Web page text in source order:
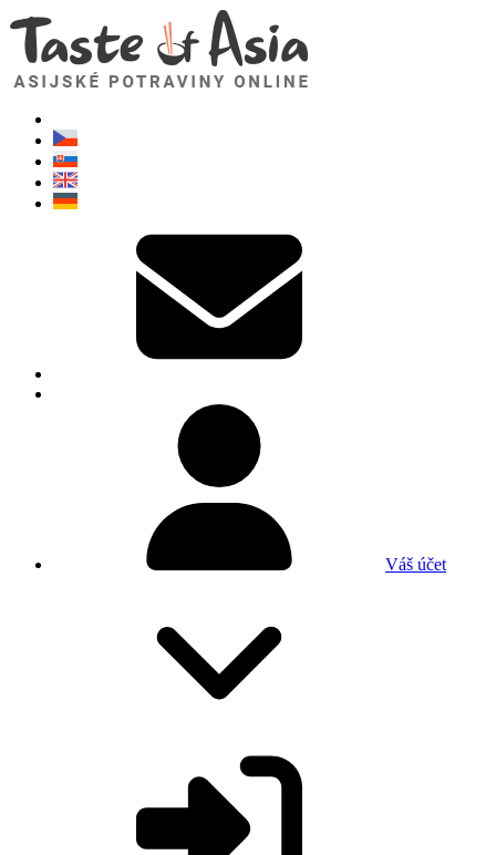
Váš účet
TasteOfAsia.cz
Neváhejte se zeptat. Jsem tady pro vás!